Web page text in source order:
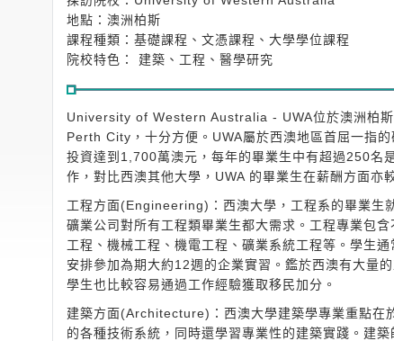
地點：澳洲柏斯
課程種類：基礎課程、文憑課程、大學學位課程
院校特色： 建築、工程、醫學研究
University of Western Australia - UWA位於澳洲柏
Perth City，十分方便。UWA屬於西澳地區首屈一指
投資達到1,700萬澳元，每年的畢業生中有超過250名
作，對比西澳其他大學，UWA 的畢業生在薪酬方面亦
工程方面(Engineering)：西澳大學，工程系的畢業生
礦業公司對所有工程類畢業生都大需求。工程專業包
工程、機械工程、機電工程、礦業系統工程等。學生
安排參加為期大約12週的企業實習。鑑於西澳有大量
學生也比較容易通過工作經驗獲取移民加分。
建築方面(Architecture)：西澳大學建築學專業重點在
的各種技術系統，同時還學習專業性的建築實踐。建